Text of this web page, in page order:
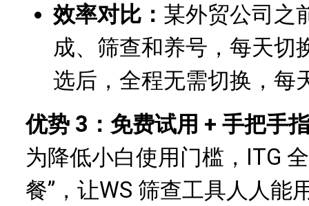
效率对比： 某外贸公司之
成、筛查和养号，每天切
选后，全程无需切换，每
优势 3：免费试用 + 手把手
为降低小白使用门槛，ITG
餐”， 让WS 筛查工具人人能